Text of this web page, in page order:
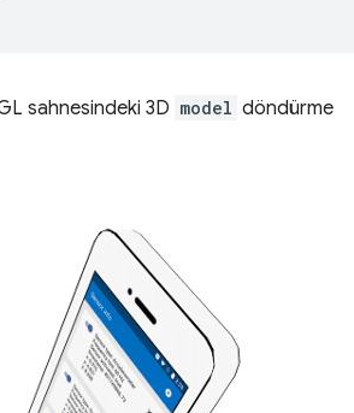
sahnesindeki 3D model döndürme